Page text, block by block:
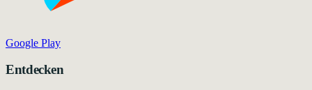
Google Play
Entdecken